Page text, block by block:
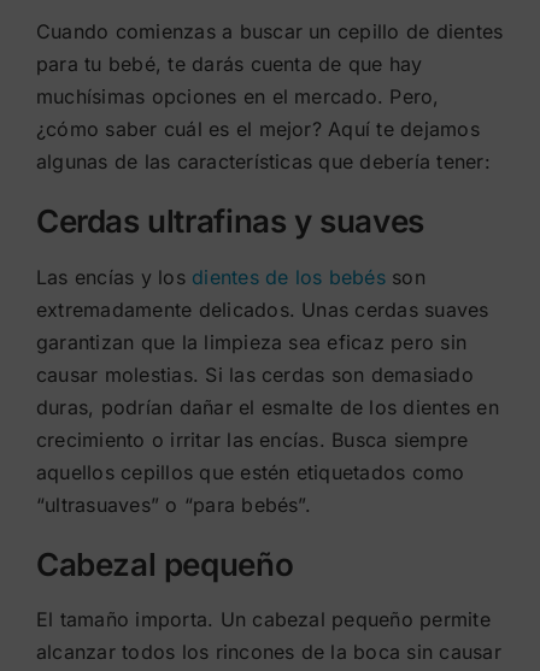
Cuando comienzas a buscar un cepillo de dientes
para tu bebé, te darás cuenta de que hay
muchísimas opciones en el mercado. Pero,
¿cómo saber cuál es el mejor? Aquí te dejamos
algunas de las características que debería tener:
Cerdas ultrafinas y suaves
Las encías y los dientes de los bebésson
extremadamente delicados. Unas cerdas suaves
garantizan que la limpieza sea eficaz pero sin
causar molestias. Si las cerdas son demasiado
duras, podrían dañar el esmalte de los dientes en
crecimiento o irritar las encías. Busca siempre
aquellos cepillos que estén etiquetados como
“ultrasuaves” o “para bebés”.
Cabezal pequeño
El tamaño importa. Un cabezal pequeño permite
alcanzar todos los rincones de la boca sin causar